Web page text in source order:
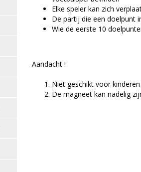
Elke speler kan zich
De partij die een doelpunt
Wie de eerste 10
Aandacht !
Niet geschikt voor
De magneet kan nadelig